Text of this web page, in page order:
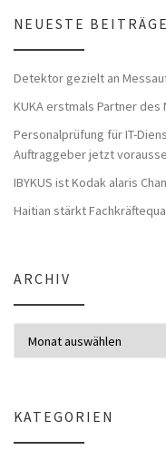
NEUESTE BEITRÄGE
Detektor gezielt an
KUKA erstmals Partner des
Personalprüfung für IT-
Auftraggeber jetzt
IBYKUS ist Kodak alaris
Haitian stärkt
ARCHIV
KATEGORIEN